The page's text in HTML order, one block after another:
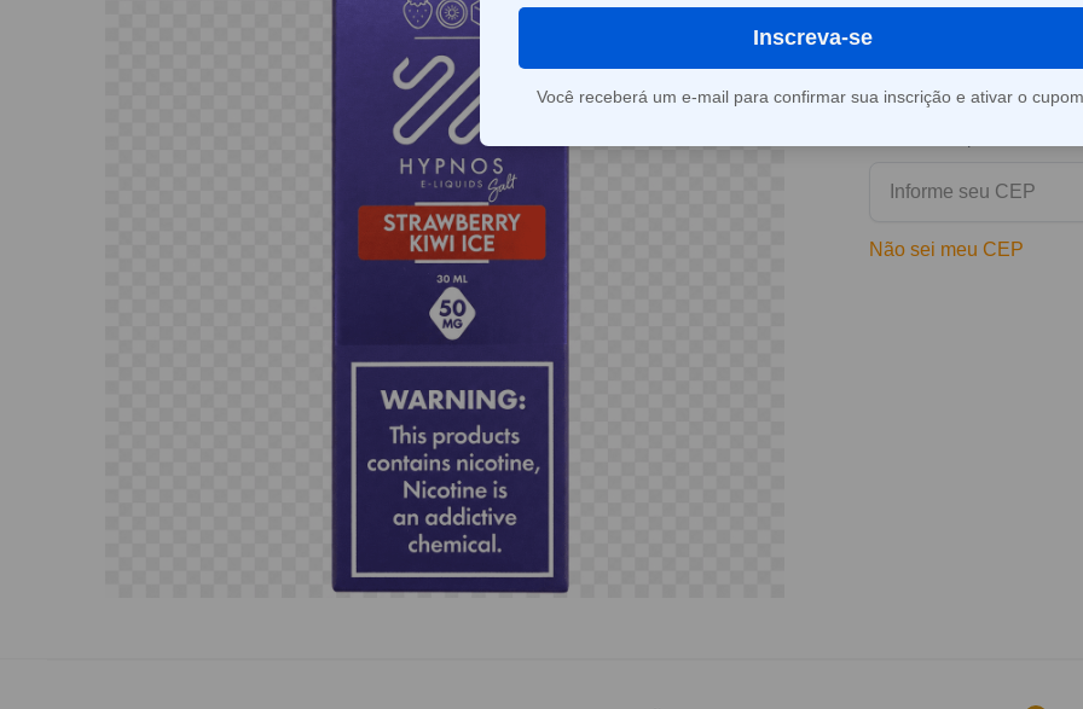
Este produto está fora
Consultar prazo e valor
Não sei meu CEP
Inscreva-se
Você receberá um e-mail para confirmar sua inscrição e ativar o